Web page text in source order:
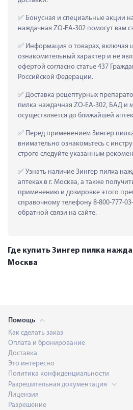
Бонусная и специальные акции
наждачная ZO-EA-302 помогут вам
Информация о товарах, включая
ознакомительный характер и не
офертой согласно статье 437
Российской Федерации.
Доставка рецептурных
пилка наждачная ZO-EA-302, БАД и
осуществляется до ближайшей
Перед применением Зингер
внимательно ознакомьтесь с
строго следуйте указанным
Узнать наличие Зингер пилка
аптеках в г. Москва, а также
применению и дозировке этого
справочному телефону 8-800-777-
обратной связи на сайте.
Где купить Зингер пилка
Москва
Помощь
Как сделать заказ
Оплата и бронирование
Доставка
Это интересно
Политика конфиденциальности
Разрешительная документация
Лицензия
Разрешение